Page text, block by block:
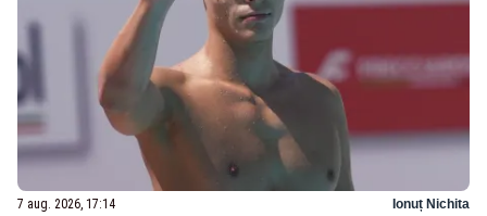
7 aug. 2026, 17:14 Ionuț Nichita